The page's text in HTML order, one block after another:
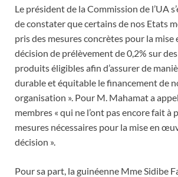
Le président de la Commission de l’UA
de constater que certains de nos Etats
pris des mesures concrètes pour la
décision de prélèvement de 0,2% sur
produits éligibles afin d’assurer de
durable et équitable le financement de
organisation ». Pour M. Mahamat a
membres « qui ne l’ont pas encore fait à
mesures nécessaires pour la mise en
décision ».
Pour sa part, la guinéenne Mme Sidibe